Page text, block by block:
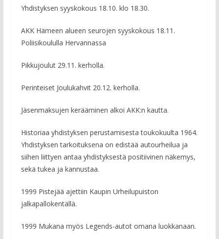
Yhdistyksen syyskokous 18.10. klo 18.30.
AKK Hämeen alueen seurojen syyskokous 18.11.
Poliisikoululla Hervannassa
Pikkujoulut 29.11. kerholla.
Perinteiset Joulukahvit 20.12. kerholla.
Jäsenmaksujen kerääminen alkoi AKK:n kautta.
Historiaa yhdistyksen perustamisesta toukokuulta 1964.
Yhdistyksen tarkoituksena on edistää autourheilua ja
siihen liittyen antaa yhdistyksestä positiivinen näkemys,
sekä tukea ja kannustaa.
1999 Pistejää ajettiin Kaupin Urheilupuiston
jalkapallokentällä.
1999 Mukana myös Legends-autot omana luokkanaan.